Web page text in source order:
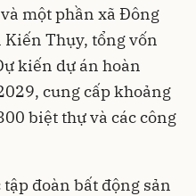
một phần xã Đông
Thụy, tổng vốn
kiến dự án hoàn
cung cấp khoảng
biệt thự và các công
đoàn bất động sản